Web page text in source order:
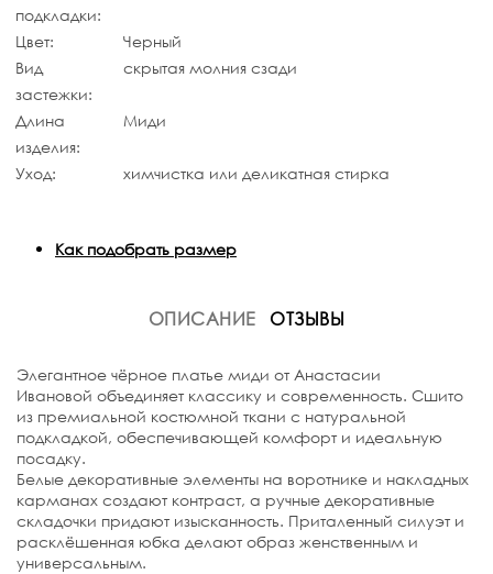
подкладки:
Цвет:
Черный
Вид
застежки:
скрытая молния сзади
Длина
изделия:
Миди
Уход: химчистка или деликатная стирка
Как подобрать размер
ОПИСАНИЕ ОТЗЫВЫ
Элегантное чёрное платье миди от Анастасии
Ивановой объединяет классику и современность. Сшито
из премиальной костюмной ткани с натуральной
подкладкой, обеспечивающей комфорт и идеальную
посадку.
Белые декоративные элементы на воротнике и накладных
карманах создают контраст, а ручные декоративные
складочки придают изысканность. Приталенный силуэт и
расклёшенная юбка делают образ женственным и
универсальным.